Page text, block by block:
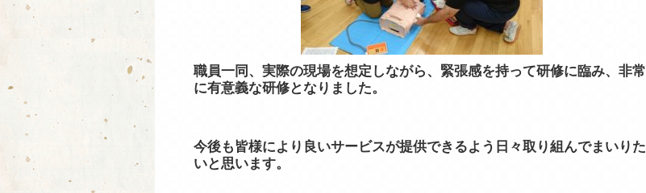
職員一同、実際の現場を想定しながら、緊張感を持って研修に臨み、非常
に有意義な研修となりました。
今後も皆様により良いサービスが提供できるよう日々取り組んでまいりた
いと思います。